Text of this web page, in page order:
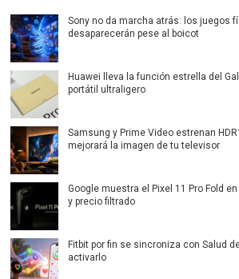
Sony no da marcha atrás: los juegos
desaparecerán pese al boicot
Huawei lleva la función estrella del
portátil ultraligero
Samsung y Prime Video estrenan
mejorará la imagen de tu televisor
Google muestra el Pixel 11 Pro Fold
y precio filtrado
Fitbit por fin se sincroniza con Salud
activarlo